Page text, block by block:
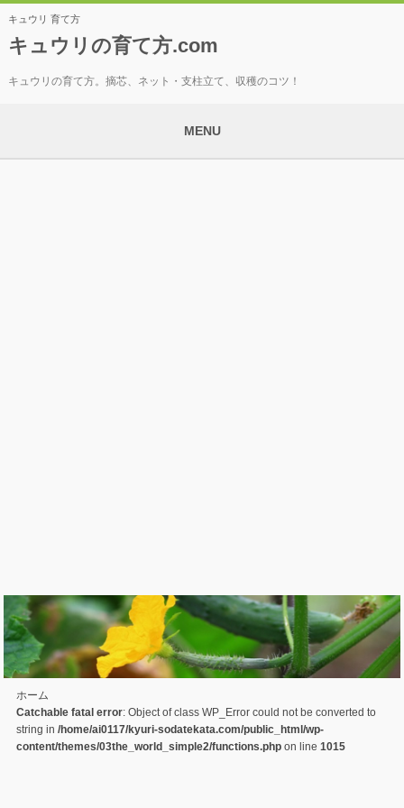
キュウリ 育て方
キュウリの育て方.com
キュウリの育て方。摘芯、ネット・支柱立て、収穫のコツ！
MENU
ホーム
Catchable fatal error: Object of class WP_Error could not be converted to
string in /home/ai0117/kyuri-sodatekata.com/public_html/wp-
content/themes/03the_world_simple2/functions.phpon line 1015